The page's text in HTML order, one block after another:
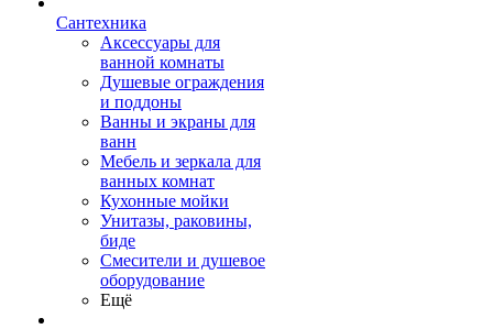
Сантехника
Аксессуары для
ванной комнаты
Душевые ограждения
и поддоны
Ванны и экраны для
ванн
Мебель и зеркала для
ванных комнат
Кухонные мойки
Унитазы, раковины,
биде
Смесители и душевое
оборудование
Ещё